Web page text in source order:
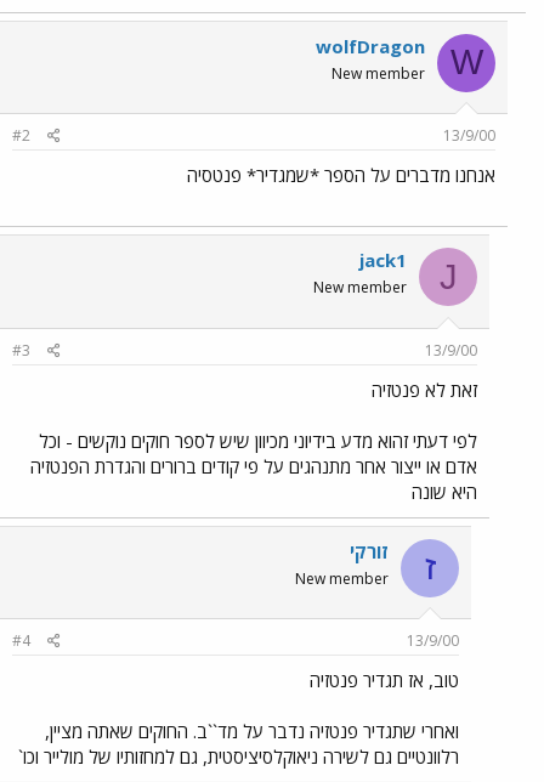
W
wolfDragon
New member
13/9/00
#2
אנחנו מדברים על הספר *שמגדיר* פנטסיה
J
jack1
New member
13/9/00
#3
זאת לא פנטזיה
לפי דעתי זהוא מדע בידיוני מכיוון שיש לספר חוקים נוקשים - וכל
אדם או ייצור אחר מתנהגים על פי קודים ברורים והגדרת הפנטזיה
היא שונה
ז זורקי
New member
13/9/00
#4
טוב, אז תגדיר פנטזיה
ואחרי שתגדיר פנטזיה נדבר על מד``ב. החוקים שאתה מציין,
רלוונטיים גם לשירה ניאוקלסיציסטית, גם למחזותיו של מולייר וכו`